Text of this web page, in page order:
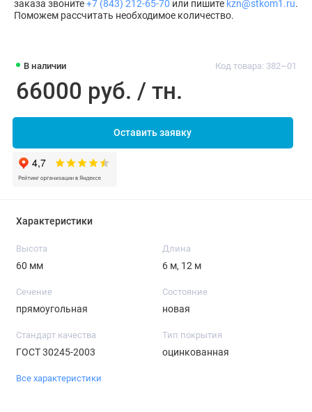
В наличии Код товара: 382~01
66000 руб. / тн.
Оставить заявку
заказа звоните+7 (843) 212-65-70 или пишите kzn@stkom1.ru.
Поможем рассчитать необходимое количество.
Характеристики
Высота
60 мм
Длина
6 м, 12 м
Сечение
прямоугольная
Состояние
новая
Стандарт качества
ГОСТ 30245-2003
Тип покрытия
оцинкованная
Все характеристики